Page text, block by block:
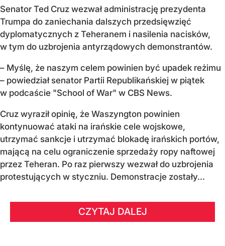
Senator Ted Cruz wezwał administrację prezydenta
Trumpa do zaniechania dalszych przedsięwzięć
dyplomatycznych z Teheranem i nasilenia nacisków,
w tym do uzbrojenia antyrządowych demonstrantów.
– Myślę, że naszym celem powinien być upadek reżimu
– powiedział senator Partii Republikańskiej w piątek
w podcaście "School of War" w CBS News.
Cruz wyraził opinię, że Waszyngton powinien
kontynuować ataki na irańskie cele wojskowe,
utrzymać sankcje i utrzymać blokadę irańskich portów,
mającą na celu ograniczenie sprzedaży ropy naftowej
przez Teheran. Po raz pierwszy wezwał do uzbrojenia
protestujących w styczniu. Demonstracje zostały...
CZYTAJ DALEJ